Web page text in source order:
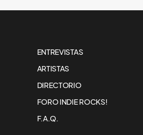
ENTREVISTAS
ARTISTAS
DIRECTORIO
FORO INDIE ROCKS!
F.A.Q.